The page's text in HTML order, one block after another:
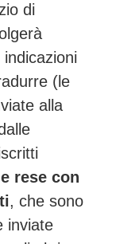
di
(le
alla
rese con
, che sono
inviate